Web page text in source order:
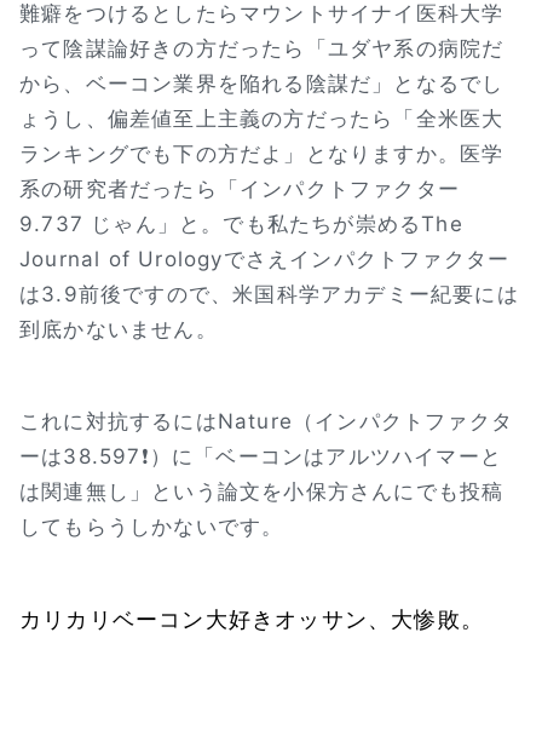
難癖をつけるとしたらマウントサイナイ医科大学
って陰謀論好きの方だったら「ユダヤ系の病院だ
から、ベーコン業界を陥れる陰謀だ」となるでし
ょうし、偏差値至上主義の方だったら「全米医大
ランキングでも下の方だよ」となりますか。医学
系の研究者だったら「インパクトファクター
9.737 じゃん」と。でも私たちが崇めるThe
Journal of Urologyでさえインパクトファクター
は3.9前後ですので、米国科学アカデミー紀要には
到底かないません。
これに対抗するにはNature（インパクトファクタ
ーは38.597❗）に「ベーコンはアルツハイマーと
は関連無し」という論文を小保方さんにでも投稿
してもらうしかないです。
カリカリベーコン大好きオッサン、大惨敗。